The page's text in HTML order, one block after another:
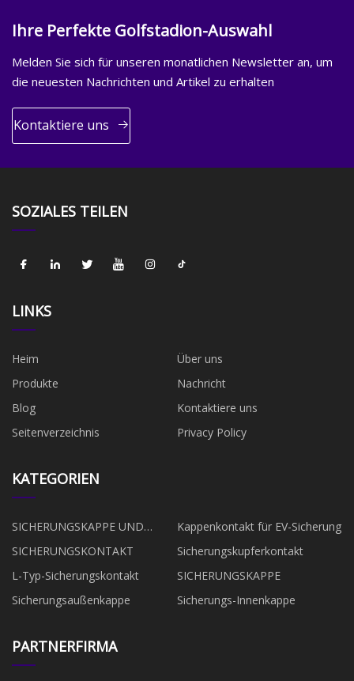
Ihre Perfekte Golfstadion-Auswahl
Melden Sie sich für unseren monatlichen Newsletter an, um
die neuesten Nachrichten und Artikel zu erhalten
Kontaktiere uns
SOZIALES TEILEN
LINKS
Heim
Über uns
Produkte
Nachricht
Blog
Kontaktiere uns
Seitenverzeichnis
Privacy Policy
KATEGORIEN
SICHERUNGSKAPPE UND
KONTAKT
Kappenkontakt für EV-Sicherung
SICHERUNGSKONTAKT
Sicherungskupferkontakt
L-Typ-Sicherungskontakt
SICHERUNGSKAPPE
Sicherungsaußenkappe
Sicherungs-Innenkappe
PARTNERFIRMA